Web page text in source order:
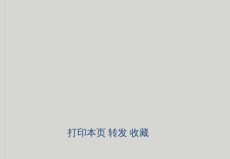
打印本页 转发 收藏